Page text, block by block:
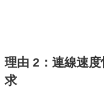
理由 2：連線速
求